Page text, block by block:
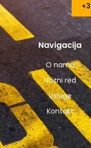
Navigacija
O nama
Vozni red
Usluge
Kontakt